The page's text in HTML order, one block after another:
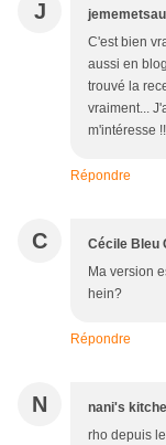
J
C'est bien
aussi en
trouvé la
vraiment...
m'intéresse
Répondre
C Cécile Bleu
Ma version
hein?
Répondre
N nani's
rho depuis